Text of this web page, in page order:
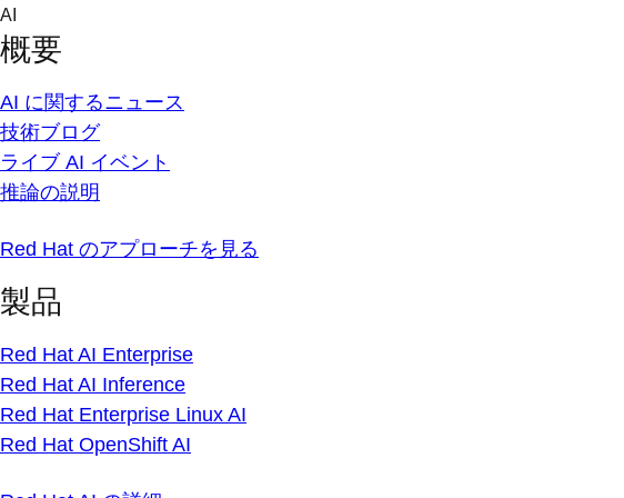
Skip
content
AI
概要
AI に関するニュース
技術ブログ
ライブ AI イベント
推論の説明
Red Hat のアプローチを見る
製品
Red Hat AI Enterprise
Red Hat AI Inference
Red Hat Enterprise Linux AI
Red Hat OpenShift AI